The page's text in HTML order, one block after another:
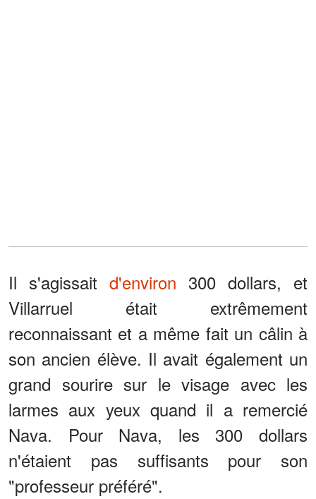
Il s'agissait d'environ 300 dollars, et
Villarruel était extrêmement
reconnaissant et a même fait un câlin à
son ancien élève. Il avait également un
grand sourire sur le visage avec les
larmes aux yeux quand il a remercié
Nava. Pour Nava, les 300 dollars
n'étaient pas suffisants pour son
"professeur préféré".